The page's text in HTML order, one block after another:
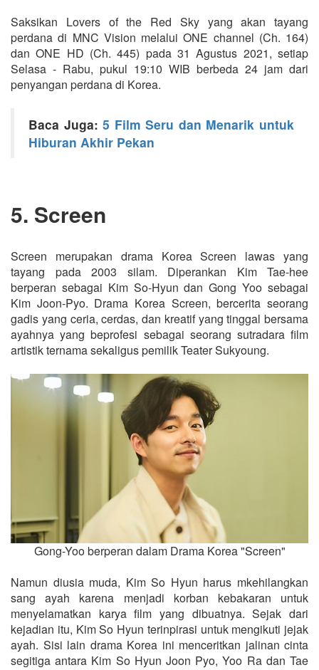
Saksikan Lovers of the Red Sky yang akan tayang
perdana di MNC Vision melalui ONE channel (Ch. 164)
dan ONE HD (Ch. 445) pada 31 Agustus 2021, setiap
Selasa - Rabu, pukul 19:10 WIB berbeda 24 jam dari
penyangan perdana di Korea.
Baca Juga:5 Film Seru dan Menarik untuk
Hiburan Akhir Pekan
5. Screen
Screen merupakan drama Korea Screen lawas yang
tayang pada 2003 silam. Diperankan Kim Tae-hee
berperan sebagai Kim So-Hyun dan Gong Yoo sebagai
Kim Joon-Pyo. Drama Korea Screen, bercerita seorang
gadis yang ceria, cerdas, dan kreatif yang tinggal bersama
ayahnya yang beprofesi sebagai seorang sutradara film
artistik ternama sekaligus pemilik Teater Sukyoung.
Gong-Yoo berperan dalam Drama Korea "Screen"
Namun diusia muda, Kim So Hyun harus mkehilangkan
sang ayah karena menjadi korban kebakaran untuk
menyelamatkan karya film yang dibuatnya. Sejak dari
kejadian itu, Kim So Hyun terinpirasi untuk mengikuti jejak
ayah. Sisi lain drama Korea ini menceritkan jalinan cinta
segitiga antara Kim So Hyun Joon Pyo, Yoo Ra dan Tae